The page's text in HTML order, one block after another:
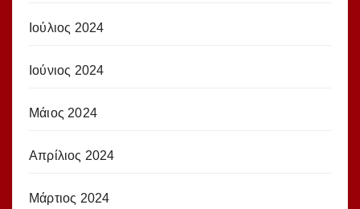
Ιούλιος 2024
Ιούνιος 2024
Μάιος 2024
Απρίλιος 2024
Μάρτιος 2024